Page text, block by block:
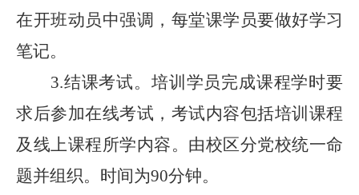
在开班动员中强调，每堂课学员要做好学习
笔记。
3.结课考试。培训学员完成课程学时要
求后参加在线考试，考试内容包括培训课程
及线上课程所学内容。由校区分党校统一命
题并组织。时间为90分钟。